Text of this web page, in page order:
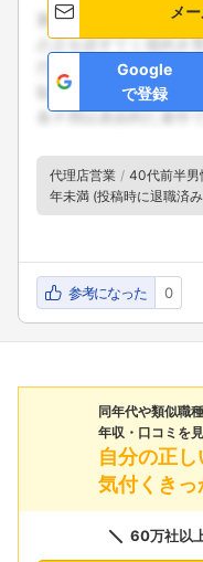
メ
Google
で登録
代理店営業 40代前半男
年未満 (投稿時に退職済
参考になった 0
同年代や類似職
年収・口コミを
自分の正
気付くきっ
60万社以